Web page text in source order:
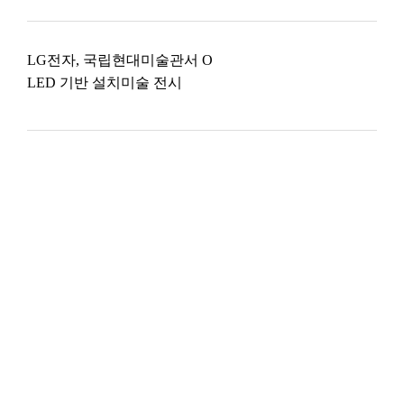
LG전자, 국립현대미술관서 O
LED 기반 설치미술 전시